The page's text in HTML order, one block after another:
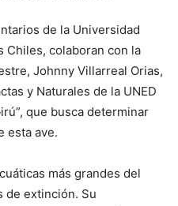
de la Universidad
Chiles, colaboran con la
Johnny Villarreal Orias,
y Naturales de la UNED
que busca determinar
esta ave.
más grandes del
de extinción. Su